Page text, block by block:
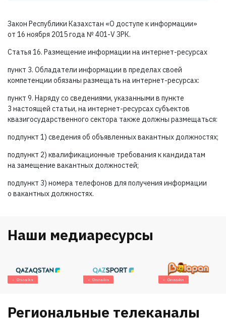
Закон Республики Казахстан «О доступе к информации»
от 16 ноября 2015 года № 401-V ЗРК.
Статья 16. Размещение информации на интернет-ресурсах
пункт 3. Обладатели информации в пределах своей
компетенции обязаны размещать на интернет-ресурсах:
пункт 9. Наряду со сведениями, указанными в пункте
3 настоящей статьи, на интернет-ресурсах субъектов
квазигосударственного сектора также должны размещаться:
подпункт 1) сведения об объявленных вакантных должностях;
подпункт 2) квалификационные требования к кандидатам
на замещение вакантных должностей;
подпункт 3) номера телефонов для получения информации
о вакантных должностях.
Наши медиаресурсы
Онлайн Онлайн Онлайн
Региональные телеканалы